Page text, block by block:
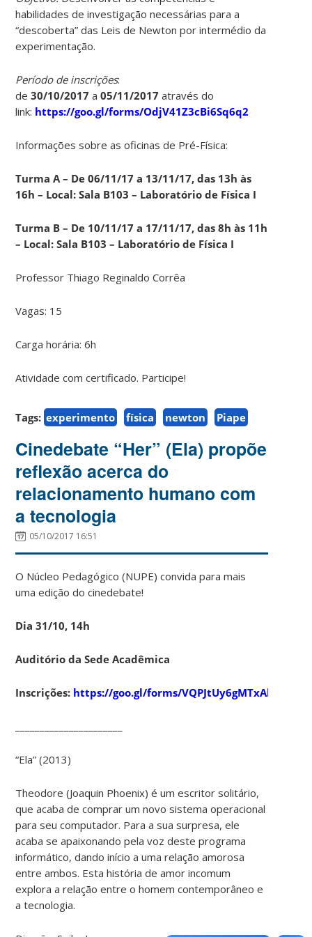
habilidades de investigação necessárias para a
“descoberta” das Leis de Newton por intermédio da
experimentação.
Período de inscrições:
de30/10/2017 a05/11/2017 através do
link: https://goo.gl/forms/OdjV41Z3cBi6Sq6q2
Informações sobre as oficinas de Pré-Física:
Turma A – De 06/11/17 a 13/11/17, das 13h às
16h – Local: Sala B103 – Laboratório de Física I
Turma B – De 10/11/17 a 17/11/17, das 8h às 11h
– Local: Sala B103 – Laboratório de Física I
Professor Thiago Reginaldo Corrêa
Vagas: 15
Carga horária: 6h
Atividade com certificado. Participe!
Tags: experimento física newton Piape
Cinedebate “Her” (Ela) propõe
reflexão acerca do
relacionamento humano com
a tecnologia
05/10/2017 16:51
O Núcleo Pedagógico (NUPE) convida para mais
uma edição do cinedebate!
Dia 31/10, 14h
Auditório da Sede Acadêmica
Inscrições: https://goo.gl/forms/VQPJtUy6gMTxAlG23
“Ela” (2013)
Theodore (Joaquin Phoenix) é um escritor solitário,
que acaba de comprar um novo sistema operacional
para seu computador. Para a sua surpresa, ele
acaba se apaixonando pela voz deste programa
informático, dando início a uma relação amorosa
entre ambos. Esta história de amor incomum
explora a relação entre o homem contemporâneo e
a tecnologia.